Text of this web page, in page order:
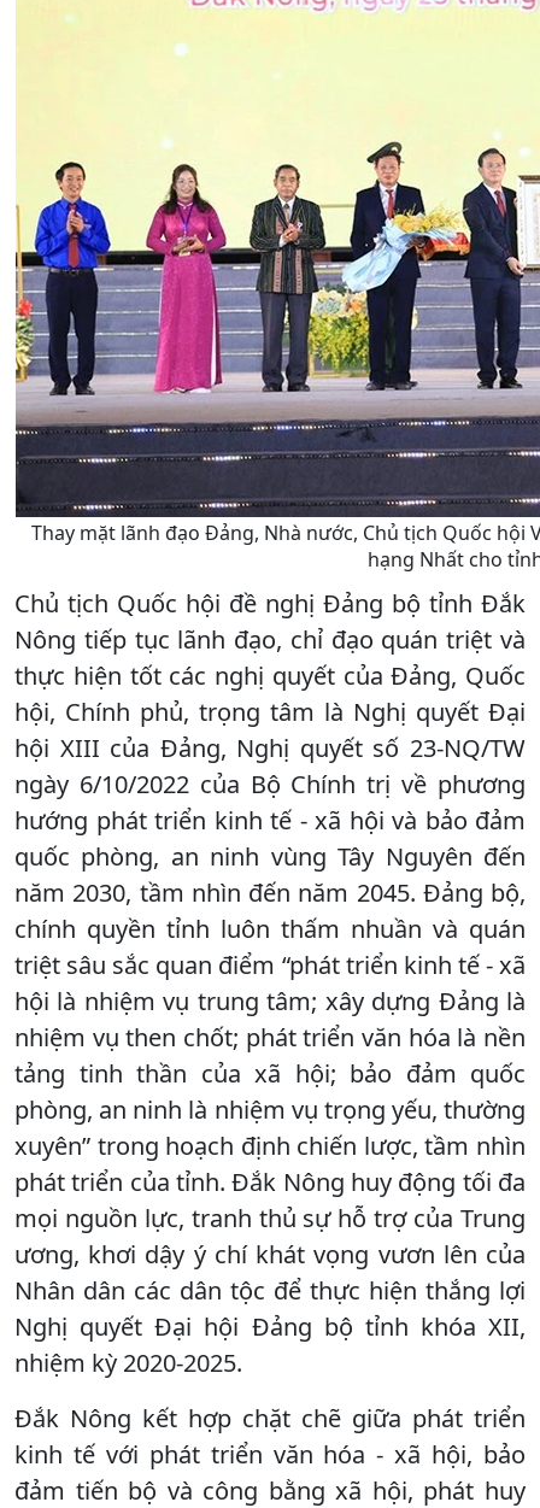
Thay mặt lãnh đạo Đảng, Nhà nước, Chủ tịch Quốc
hạng Nhất cho
Chủ tịch Quốc hội đề nghị Đảng bộ tỉnh Đắk
Nông tiếp tục lãnh đạo, chỉ đạo quán triệt và
thực hiện tốt các nghị quyết của Đảng, Quốc
hội, Chính phủ, trọng tâm là Nghị quyết Đại
hội XIII của Đảng, Nghị quyết số 23-NQ/TW
ngày 6/10/2022 của Bộ Chính trị về phương
hướng phát triển kinh tế - xã hội và bảo đảm
quốc phòng, an ninh vùng Tây Nguyên đến
năm 2030, tầm nhìn đến năm 2045. Đảng bộ,
chính quyền tỉnh luôn thấm nhuần và quán
triệt sâu sắc quan điểm “phát triển kinh tế - xã
hội là nhiệm vụ trung tâm; xây dựng Đảng là
nhiệm vụ then chốt; phát triển văn hóa là nền
tảng tinh thần của xã hội; bảo đảm quốc
phòng, an ninh là nhiệm vụ trọng yếu, thường
xuyên” trong hoạch định chiến lược, tầm nhìn
phát triển của tỉnh. Đắk Nông huy động tối đa
mọi nguồn lực, tranh thủ sự hỗ trợ của Trung
ương, khơi dậy ý chí khát vọng vươn lên của
Nhân dân các dân tộc để thực hiện thắng lợi
Nghị quyết Đại hội Đảng bộ tỉnh khóa XII,
nhiệm kỳ 2020-2025.
Đắk Nông kết hợp chặt chẽ giữa phát triển
kinh tế với phát triển văn hóa - xã hội, bảo
đảm tiến bộ và công bằng xã hội, phát huy